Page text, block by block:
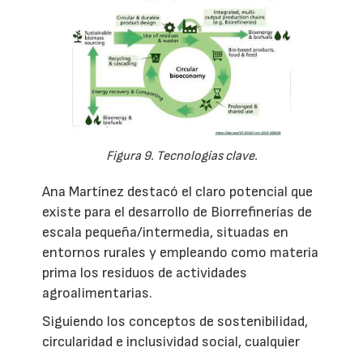
Figura 9. Tecnologías clave.
Ana Martínez destacó el claro potencial que
existe para el desarrollo de Biorrefinerías de
escala pequeña/intermedia, situadas en
entornos rurales y empleando como materia
prima los residuos de actividades
agroalimentarias.
Siguiendo los conceptos de sostenibilidad,
circularidad e inclusividad social, cualquier